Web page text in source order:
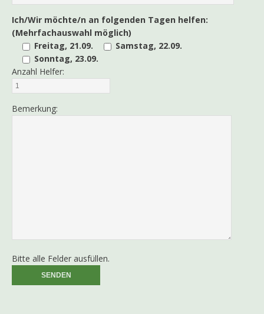
Ich/Wir möchte/n an folgenden Tagen helfen:
(Mehrfachauswahl möglich)
Freitag, 21.09.
Samstag, 22.09.
Sonntag, 23.09.
Anzahl Helfer:
Bemerkung:
Bitte alle Felder ausfüllen.